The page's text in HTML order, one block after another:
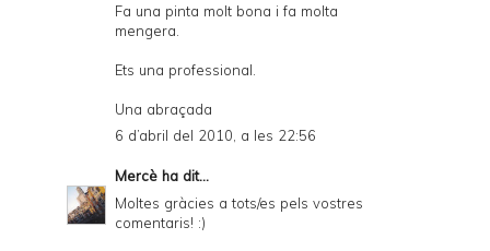
Fa una pinta molt bona i fa molta
mengera.
Ets una professional.
Una abraçada
6 d’abril del 2010, a les 22:56
Mercè ha dit...
Moltes gràcies a tots/es pels vostres
comentaris! :)